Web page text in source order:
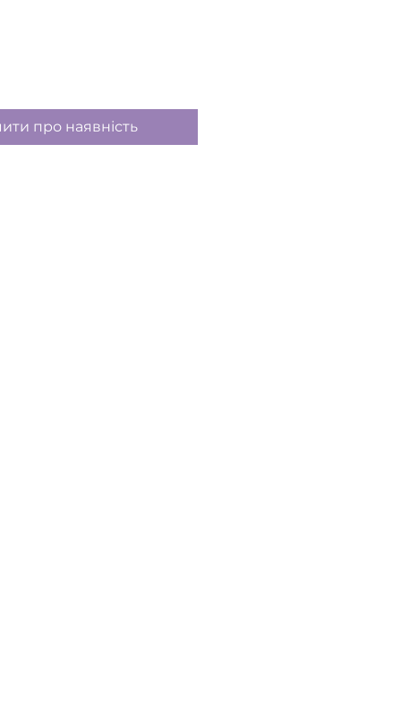
про наявність